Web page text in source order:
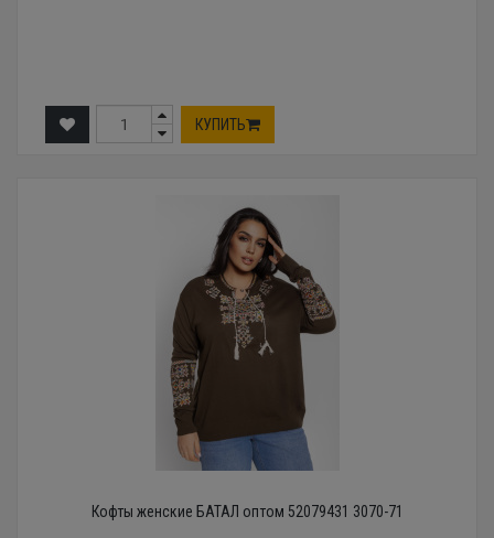
КУПИТЬ
Кофты женские БАТАЛ оптом 52079431 3070-71